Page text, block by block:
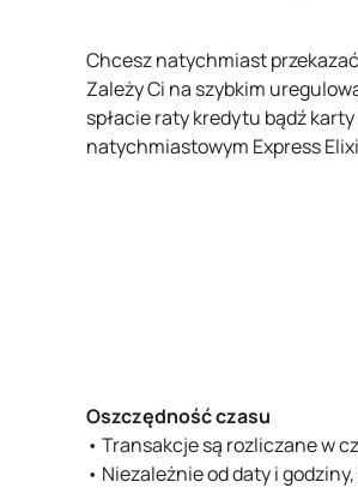
Chcesz natychmiast
Zależy Ci na szybkim
spłacie raty kredytu bądź
natychmiastowym Express
Oszczędność czasu
• Transakcje są rozliczane w
• Niezależnie od daty i